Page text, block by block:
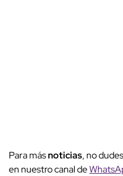
Para másnoticias, no
en nuestro canal de